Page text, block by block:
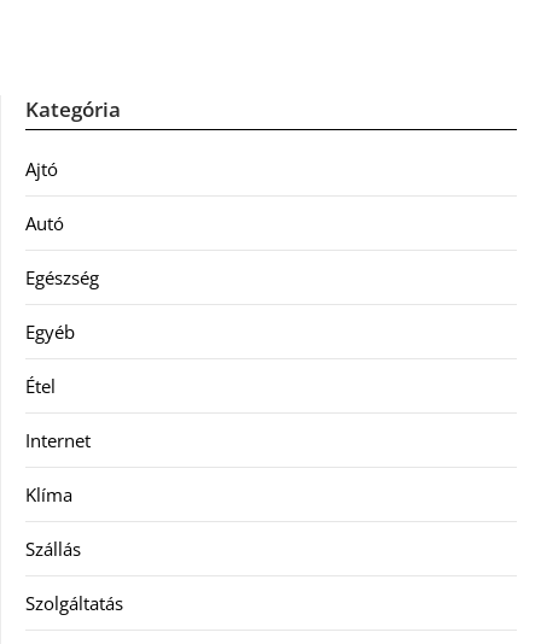
Kategória
Ajtó
Autó
Egészség
Egyéb
Étel
Internet
Klíma
Szállás
Szolgáltatás